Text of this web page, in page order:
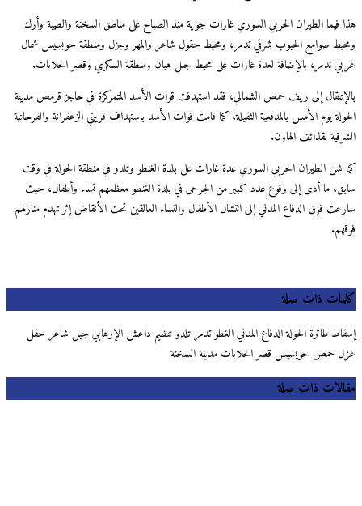
هذا فيما الطيران الحربي السوري غارات جوية منذ الصباح على مناطق السخنة والطيبة وأرك
ومحيط صوامع الحبوب شرقي تدمر، ومحيط حقول شاعر والمهر وجزل ومنطقة حويسيس شمال
غربي تدمر، بالإضافة لعدة غارات على محيط جبل هيان ومنطقة السكري وقصر الحلابات.
بالإنتقال إلى ريف حمص الشمالي، فقد استهدفت قوات الأسد المتمركزة في حاجز قرمص مدينة
الحولة يوم الأمس بالمدفعية الثقيلة، كما قامت قوات الأسد باستهداف قريتي الزعفرانة والفرحانية
الشرقية بقذائف الهاون.
كما شن الطيران الحربي السوري عدة غارات على بلدة الغنطو وتلدو في منطقة الحولة في وقت
سابق، ما أدى إلى وقوع عدد كبير من الجرحى في بلدة الغنطو معظمهم نساء وأطفال، حيث
سارعت فرق الدفاع المدني إلى انتشال الأطفال والنساء العالقين تحت الأنقاض إثر تهدم منازلهم
فوقهم.
كلمات ذات صلة
إسقاط طائرة الحولة الدفاع المدني الغطو تدمر تلدو تنظيم داعش الإرهابي جبل شاعر حقل
غزل حمص حويسيس قصر الحلابات مدينة السخنة
مقالات ذات صلة